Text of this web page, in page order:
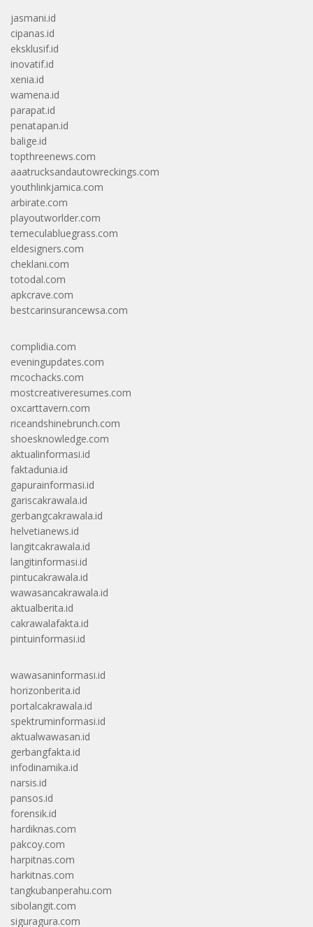
jasmani.id
cipanas.id
eksklusif.id
inovatif.id
xenia.id
wamena.id
parapat.id
penatapan.id
balige.id
topthreenews.com
aaatrucksandautowreckings.com
youthlinkjamica.com
arbirate.com
playoutworlder.com
temeculabluegrass.com
eldesigners.com
cheklani.com
totodal.com
apkcrave.com
bestcarinsurancewsa.com
complidia.com
eveningupdates.com
mcochacks.com
mostcreativeresumes.com
oxcarttavern.com
riceandshinebrunch.com
shoesknowledge.com
aktualinformasi.id
faktadunia.id
gapurainformasi.id
gariscakrawala.id
gerbangcakrawala.id
helvetianews.id
langitcakrawala.id
langitinformasi.id
pintucakrawala.id
wawasancakrawala.id
aktualberita.id
cakrawalafakta.id
pintuinformasi.id
wawasaninformasi.id
horizonberita.id
portalcakrawala.id
spektruminformasi.id
aktualwawasan.id
gerbangfakta.id
infodinamika.id
narsis.id
pansos.id
forensik.id
hardiknas.com
pakcoy.com
harpitnas.com
harkitnas.com
tangkubanperahu.com
sibolangit.com
siguragura.com